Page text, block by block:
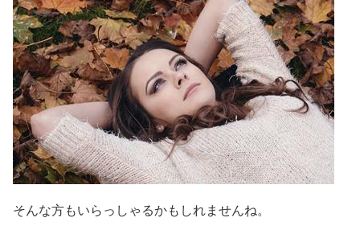
そんな方もいらっしゃるかもしれませんね。